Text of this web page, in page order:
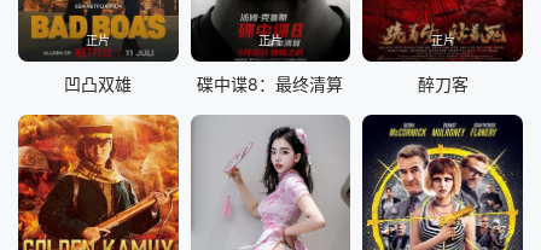
正片
凹凸双雄
正片
碟中谍8：最终清算
正片
醉刀客